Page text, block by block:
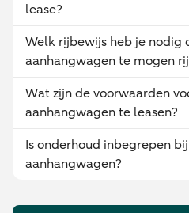
lease?
Welk rijbewijs heb je nodig
aanhangwagen te mogen
Wat zijn de voorwaarden
aanhangwagen te leasen?
Is onderhoud inbegrepen
aanhangwagen?